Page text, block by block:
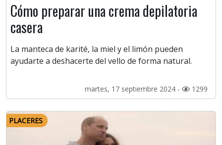
Cómo preparar una crema depilatoria
casera
La manteca de karité, la miel y el limón pueden
ayudarte a deshacerte del vello de forma natural.
martes, 17 septiembre 2024 - 1299
PLACERES